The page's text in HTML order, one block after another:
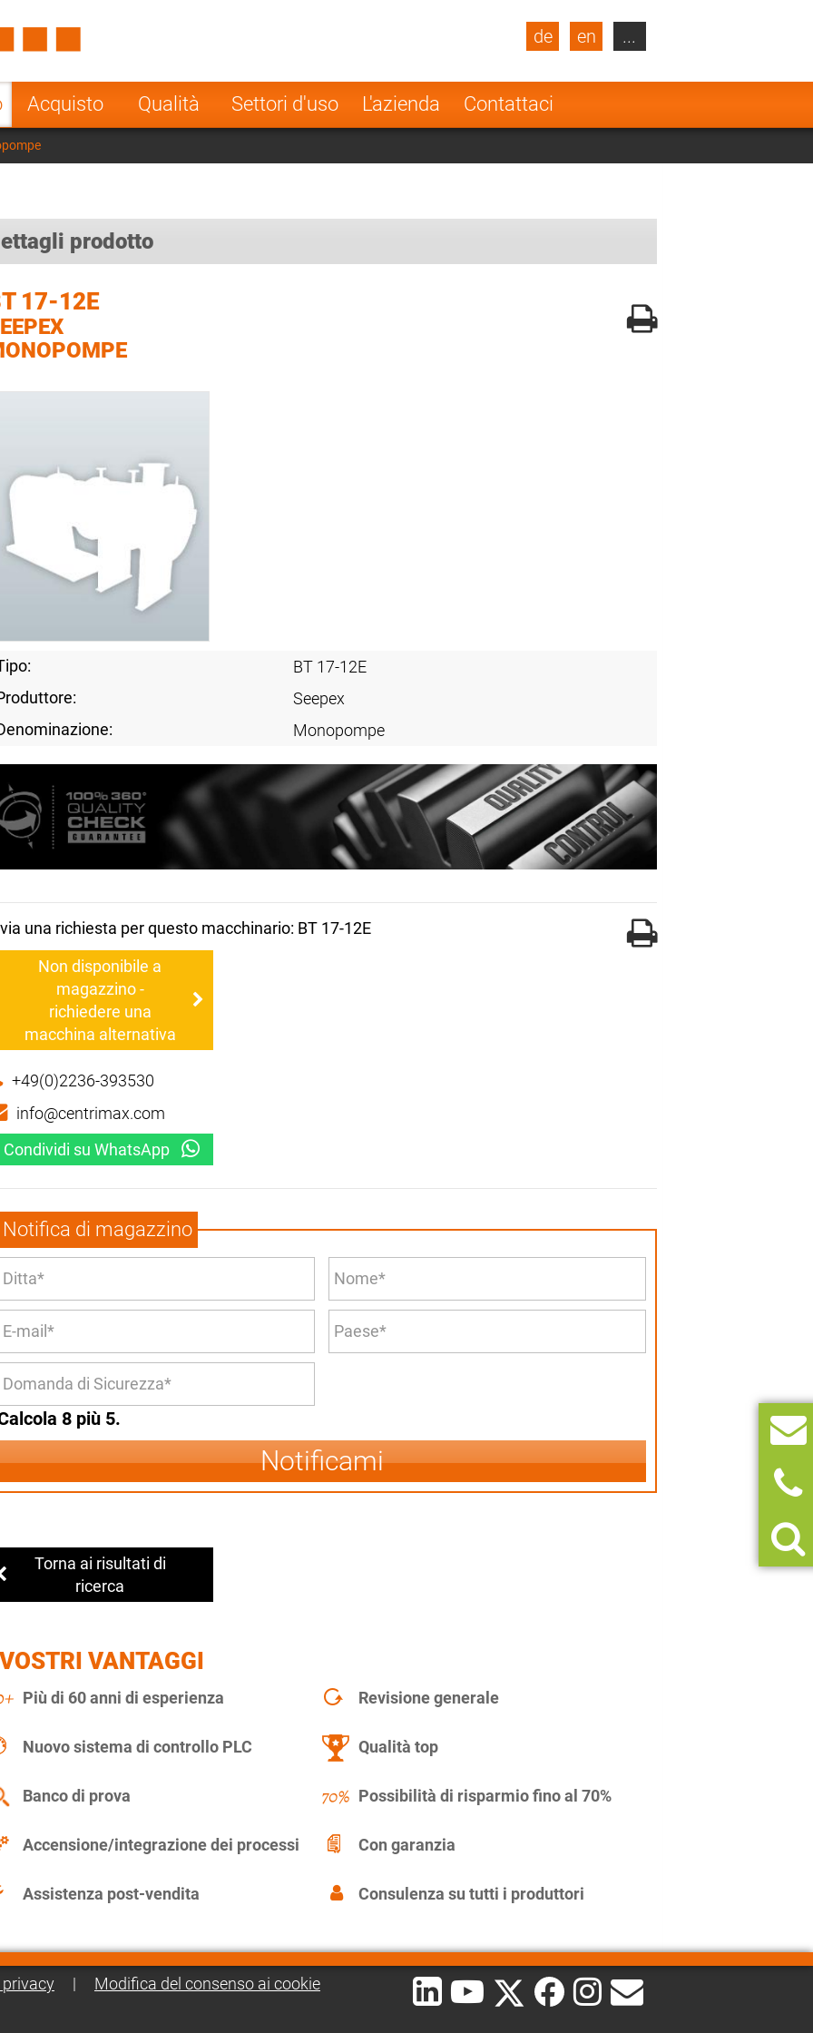
Acquisto Qualità Settori d'uso L'azienda Contattaci
de en
Turkey
Poland Norway
Netherlands
...
prodotto
17-12E
BT 17-12E
Seepex
Monopompe
una richiesta per questo macchinario: BT 17-12E
Non disponibile a
magazzino -
richiedere una
macchina alternativa
+49(0)2236-393530
info@centrimax.com
Condividi su WhatsApp
Notifica di magazzino
8 più 5.
Notificami
Torna ai risultati di
ricerca
VANTAGGI
Più di 60 anni di esperienza Revisione generale
Nuovo sistema di controllo PLC Qualità top
Banco di prova Possibilità di risparmio fino al 70%
Accensione/integrazione dei processi Con garanzia
Assistenza post-vendita Consulenza su tutti i produttori
| Modifica del consenso ai cookie